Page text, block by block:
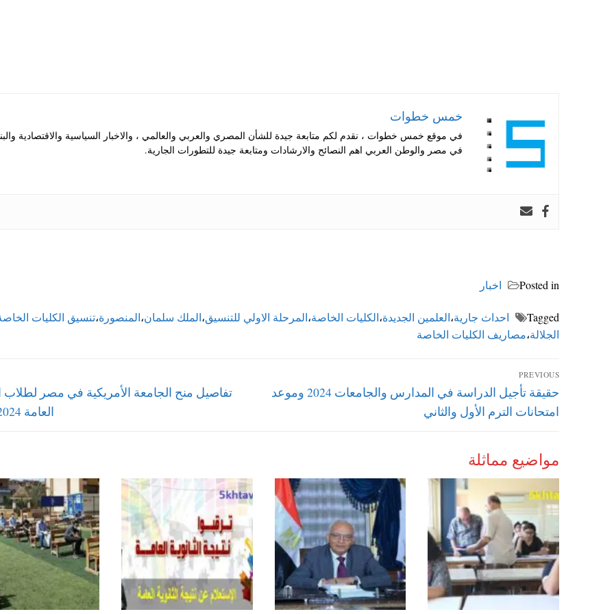
خمس خطوات
في موقع خمس خطوات ، نقدم لكم متابعة جيدة للشأن المصري والعربي والعالمي ، والاخبار السياسية والاقتصادية
في مصر والوطن العربي اهم النصائح والارشادات ومتابعة جيدة للتطورات الجارية.
Posted in اخبار
Tagged احداث جارية،العلمين الجديدة،الكليات الخاصة،المرحلة الاولي للتنسيق،الملك سلمان،المنصورة،تنسيق الكليات
الجلالة،مصاريف الكليات الخاصة
تصفّح
المقالات
PREVIOUS
Previous
post:
حقيقة تأجيل الدراسة في المدارس والجامعات 2024 وموعد
امتحانات الترم الأول والثاني
Next
تفاصيل منح الجامعة الأمريكية في مصر لطلاب
العامة 2024-2025
مواضيع مماثلة